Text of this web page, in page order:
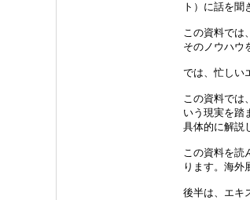
ト）に話を聞
この資料では
そのノウハウ
では、忙しい
この資料では
いう現実を踏
具体的に解説
この資料を読
ります。海外
後半は、エキ